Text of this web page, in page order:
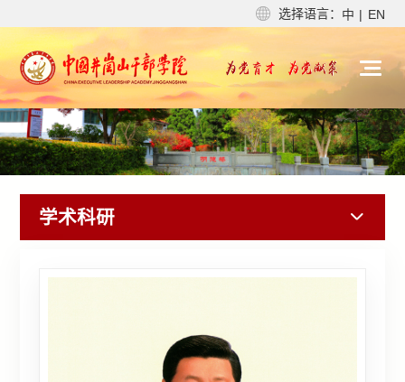
选择语言： 中 | EN
学术科研